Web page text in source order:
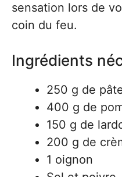
sensation lors de
coin du feu.
Ingrédients
250 g de
400 g de
150 g de
200 g de
1 oignon